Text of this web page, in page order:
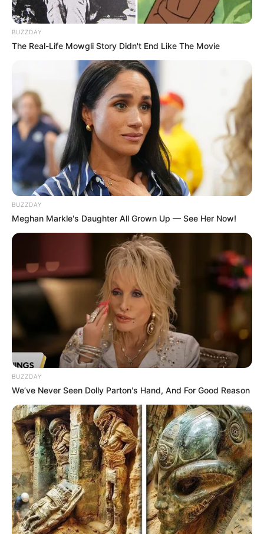
την εγγραφή, τα κόσμια σχόλια και τα λάικ σας…
FACEBOOK
YOUTUBE
EMAIL ΑΚΟΛΟΥΘΉΣΤΕ
BUZZDAY
The Real-Life Mowgli Story Didn't End Like The Movie
BUZZDAY
Meghan Markle's Daughter All Grown Up — See Her Now!
BUZZDAY
We’ve Never Seen Dolly Parton's Hand, And For Good Reason